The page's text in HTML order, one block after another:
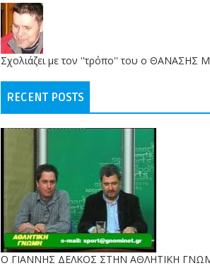
Σχολιάζει με τον ''τρόπο'' του ο ΘΑΝΑΣΗΣ
RECENT POSTS
Ο ΓΙΑΝΝΗΣ ΔΕΛΚΟΣ ΣΤΗΝ ΑΘΛΗΤΙΚΗ